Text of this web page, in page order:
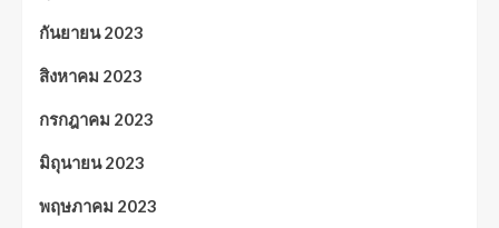
กันยายน 2023
สิงหาคม 2023
กรกฎาคม 2023
มิถุนายน 2023
พฤษภาคม 2023